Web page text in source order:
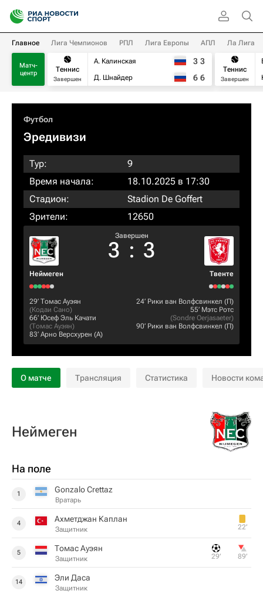
Главное Лига Чемпионов РПЛ Лига Европы АПЛ Ла Лига
Матч-
центр
Теннис
Завершен
А. Калинская
Д. Шнайдер
3 3
6 6
Теннис
Завершен
Футбол
Эредивизи
Тур:
9
Время начала:
18.10.2025 в 17:30
Стадион:
Stadion De Goffert
Зрители:
12650
Неймеген
Завершен
3 : 3
Твенте
29‎’‎ Томас Ауэян
(Кодаи Сано)
66‎’‎ Юсеф Эль Качати
(Томас Ауэян)
83‎’‎ Арно Версхурен (А)
24‎’‎ Рики ван Волфсвинкел (П)
55‎’‎ Мэтс Ротс
(Sondre Oerjasaeter)
90‎’‎ Рики ван Волфсвинкел (П)
О матче Трансляция Статистика Новости
Неймеген
На поле
1 Gonzalo Crettaz
Вратарь
4 Ахметджан Каплан
Защитник 22‎’‎
5 Томас Ауэян
Защитник 29‎’‎ 89‎’‎
14 Эли Даса
Защитник